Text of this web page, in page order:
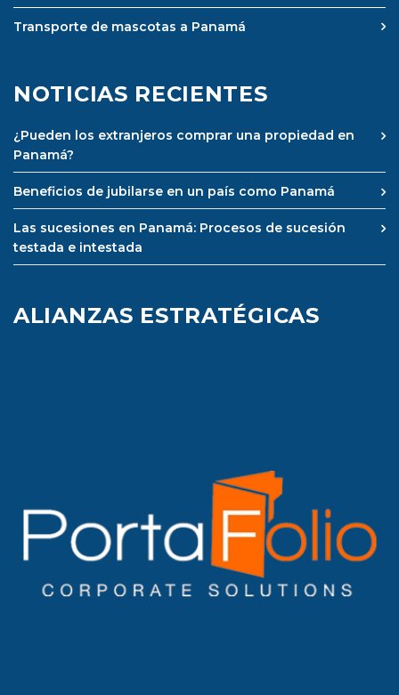
Transporte de mascotas a Panamá
NOTICIAS RECIENTES
¿Pueden los extranjeros comprar una propiedad en
Panamá?
Beneficios de jubilarse en un país como Panamá
Las sucesiones en Panamá: Procesos de sucesión
testada e intestada
ALIANZAS ESTRATÉGICAS